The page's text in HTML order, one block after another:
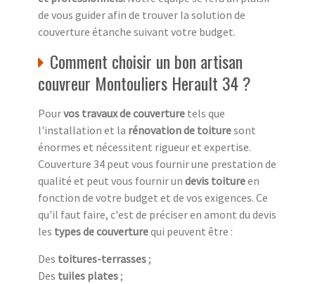
de vous guider afin de trouver la solution de
couverture étanche suivant votre budget.
Comment choisir un bon artisan
couvreur Montouliers Herault 34 ?
Pourvos travaux de couverture tels que
l'installation et la rénovation de toituresont
énormes et nécessitent rigueur et expertise.
Couverture 34 peut vous fournir une prestation de
qualité et peut vous fournir un devis toitureen
fonction de votre budget et de vos exigences. Ce
qu'il faut faire, c'est de préciser en amont du devis
les types de couverturequi peuvent être :
Des toitures-terrasses;
Des tuiles plates;